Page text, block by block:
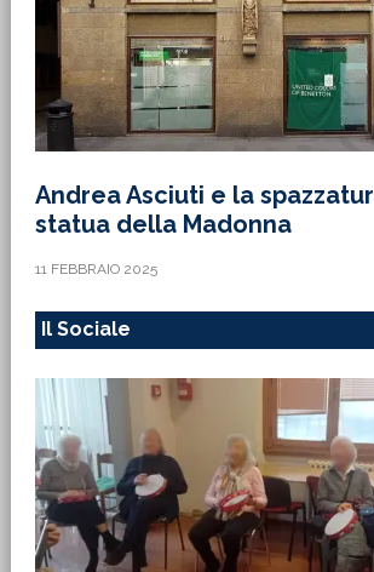
Andrea Asciuti e la
statua della Madonna
11 FEBBRAIO 2025
Il Sociale